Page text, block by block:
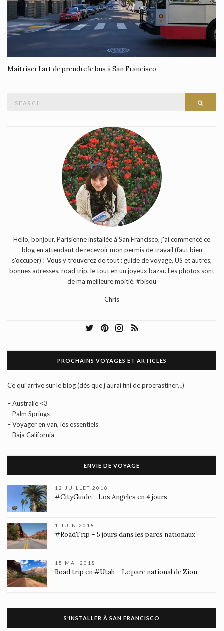
Maîtriser l’art de prendre le bus à San Francisco
Hello, bonjour. Parisienne installée à San Francisco, j'ai commencé ce
blog en attendant de recevoir mon permis de travail (faut bien
s'occuper) ! Vous y trouverez de tout : guide de voyage, US et autres,
bonnes adresses, road trip, le tout en un joyeux bazar. Les photos sont
de ma meilleure moitié. #bisou
Chris
PROCHAINS VOYAGES ET ARTICLES
Ce qui arrive sur le blog (dès que j’aurai fini de procrastiner…)
– Australie <3
– Palm Springs
– Voyager en van, les essentiels
– Baja California
ENVIE DE VOYAGE
12 JUILLET 2018
#CityGuide – Los Angeles en 4 jours
1 JUIN 2018
#RoadTrip – 5 jours dans les parcs nationaux
15 MAI 2018
Road trip en #Utah – Le parc national de Zion
S’INSTALLER À SAN FRANCISCO